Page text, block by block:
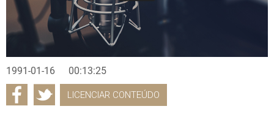
1991-01-16 00:13:25
LICENCIAR CONTEÚDO